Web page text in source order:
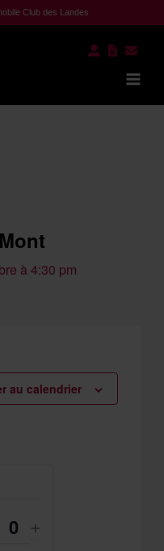
Club des Landes
à 4:30 pm
au calendrier
Quantité
Augmenter
+